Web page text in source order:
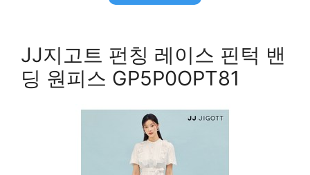
JJ지고트 펀칭 레이스 핀턱 밴
딩 원피스 GP5P0OPT81